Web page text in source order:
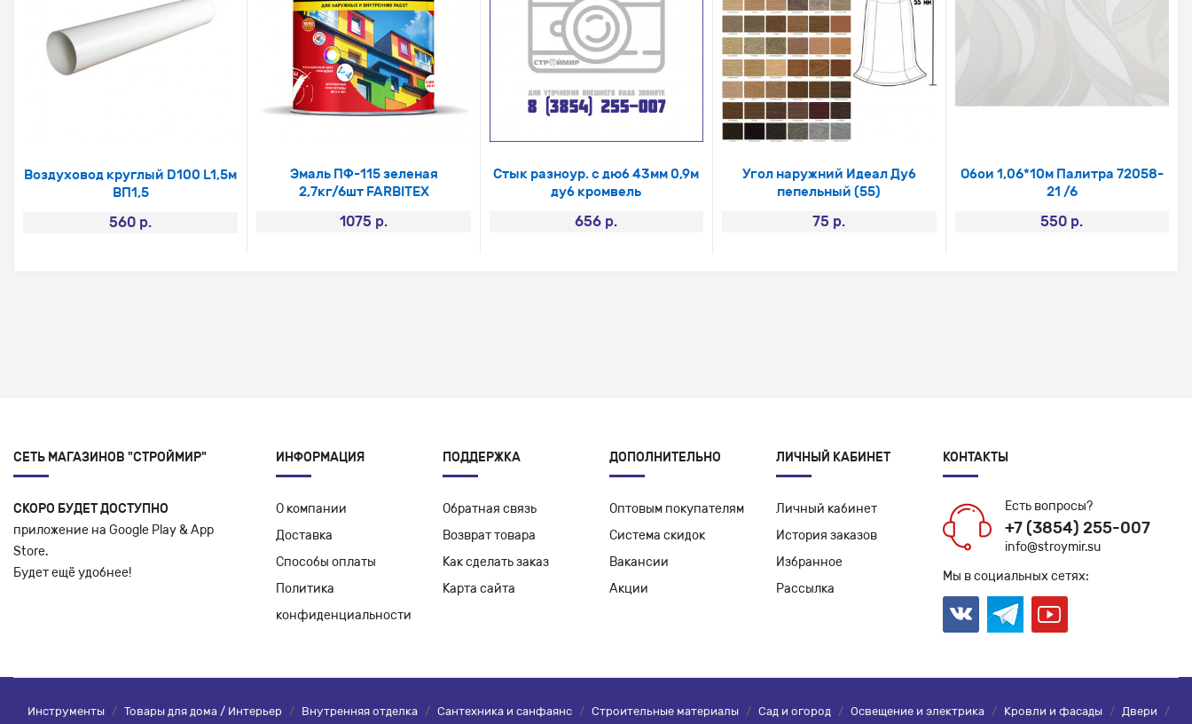
Воздуховод круглый D100 L1,5м
ВП1,5
560 р.
Эмаль ПФ-115 зеленая
2,7кг/6шт FARBITEX
1075 р.
Стык разноур. с дюб 43мм 0,9м
дуб кромвель
656 р.
Угол наружний Идеал Дуб
пепельный (55)
75 р.
Обои 1,06*10м Палитра 72058-
21 /6
550 р.
СЕТЬ МАГАЗИНОВ "СТРОЙМИР"
СКОРО БУДЕТ ДОСТУПНО
приложение на Google Play & App
Store.
Будет ещё удобнее!
ИНФОРМАЦИЯ
О компании
Доставка
Способы оплаты
Политика
конфиденциальности
ПОДДЕРЖКА
Обратная связь
Возврат товара
Как сделать заказ
Карта сайта
ДОПОЛНИТЕЛЬНО
Оптовым покупателям
Система скидок
Вакансии
Акции
ЛИЧНЫЙ КАБИНЕТ
Личный кабинет
История заказов
Избранное
Рассылка
КОНТАКТЫ
Есть вопросы?
+7 (3854) 255-007
info@stroymir.su
Мы в социальных сетях:
Инструменты / Товары для дома / Интерьер / Внутренняя отделка / Сантехника и санфаянс / Строительные материалы / Сад и огород / Освещение и электрика / Кровли и фасады / Двери /